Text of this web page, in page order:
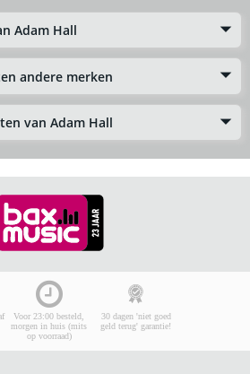
Adam Hall
andere merken
van Adam Hall
Voor 23:00 besteld,
morgen in huis (mits
op voorraad)
30 dagen 'niet goed
geld terug' garantie!